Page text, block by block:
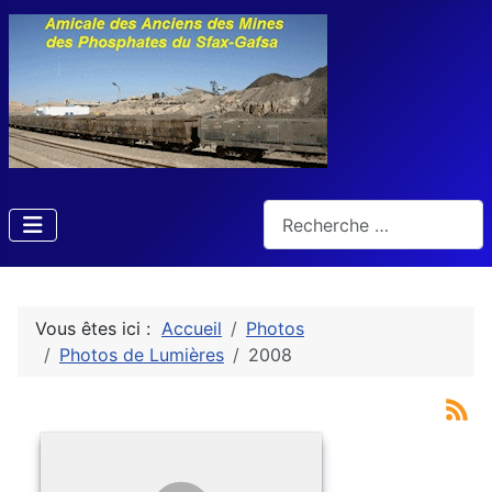
Vous êtes ici : Accueil
Photos
Photos de Lumières
2008